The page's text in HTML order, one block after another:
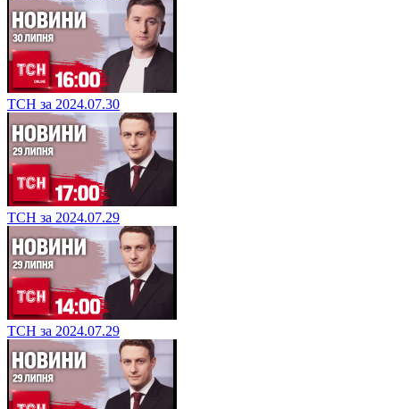
ТСН за 2024.07.30
ТСН за 2024.07.29
ТСН за 2024.07.29